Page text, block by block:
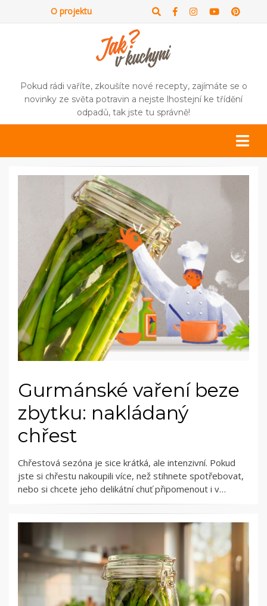
O projektu
Pokud rádi vaříte, zkoušíte nové recepty, zajímáte se o
novinky ze světa potravin a nejste lhostejní ke třídění
odpadů, tak jste tu správně!
Gurmánské vaření beze
zbytku: nakládaný
chřest
Chřestová sezóna je sice krátká, ale intenzivní. Pokud
jste si chřestu nakoupili více, než stihnete spotřebovat,
nebo si chcete jeho delikátní chuť připomenout i v…